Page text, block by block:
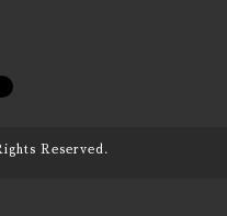
Reserved.